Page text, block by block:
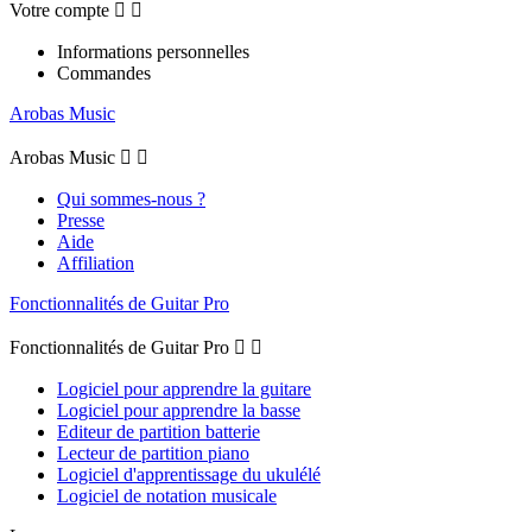
Votre compte  
Informations personnelles
Commandes
Arobas Music
Arobas Music  
Qui sommes-nous ?
Presse
Aide
Affiliation
Fonctionnalités de Guitar Pro
Fonctionnalités de Guitar Pro  
Logiciel pour apprendre la guitare
Logiciel pour apprendre la basse
Editeur de partition batterie
Lecteur de partition piano
Logiciel d'apprentissage du ukulélé
Logiciel de notation musicale